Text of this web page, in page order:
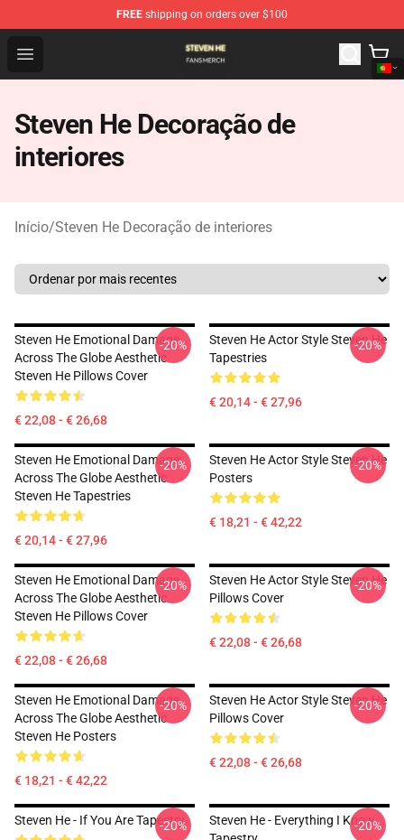
FREE shipping on orders over $100
Open menu
Steven He Shop - Official Steven He Merchandise Store
Steven He Decoração de
interiores
Início/Steven He Decoração de interiores
Steven He Emotional Damage
Across The Globe Aesthetic
Steven He Pillows Cover
€ 22,08 - € 26,68
-20%
Steven He Actor Style Steven He
Tapestries
€ 20,14 - € 27,96
-20%
Steven He Emotional Damage
Across The Globe Aesthetic
Steven He Tapestries
€ 20,14 - € 27,96
-20%
Steven He Actor Style Steven He
Posters
€ 18,21 - € 42,22
-20%
Steven He Emotional Damage
Across The Globe Aesthetic
Steven He Pillows Cover
€ 22,08 - € 26,68
-20%
Steven He Actor Style Steven He
Pillows Cover
€ 22,08 - € 26,68
-20%
Steven He Emotional Damage
Across The Globe Aesthetic
Steven He Posters
€ 18,21 - € 42,22
-20%
Steven He Actor Style Steven He
Pillows Cover
€ 22,08 - € 26,68
-20%
Steven He - If You Are Tapestry
-20%
Steven He - Everything I Know
-20%